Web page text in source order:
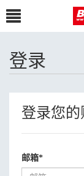
登录
登录您的
邮箱*